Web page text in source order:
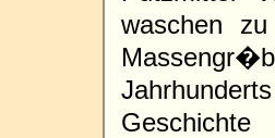
waschen